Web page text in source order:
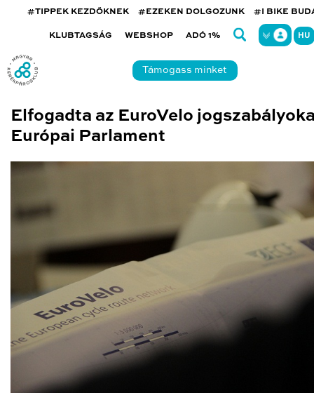
#TIPPEK KEZDŐKNEK #EZEKEN DOLGOZUNK #I BIKE
KLUBTAGSÁG WEBSHOP ADÓ 1% HU
Támogass minket
Elfogadta az EuroVelo
Európai Parlament